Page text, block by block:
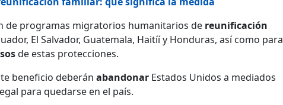
de programas migratorios humanitarios de reunificación
El Salvador, Guatemala, Haitíí y Honduras, así como para
de estas protecciones.
beneficio deberán abandonar Estados Unidos a mediados
para quedarse en el país.